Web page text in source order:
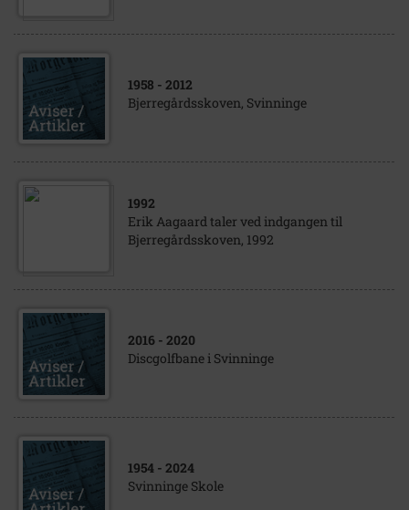
1958 - 2012
Bjerregårdsskoven, Svinninge
1992
Erik Aagaard taler ved indgangen til
Bjerregårdsskoven, 1992
2016 - 2020
Discgolfbane i Svinninge
1954 - 2024
Svinninge Skole